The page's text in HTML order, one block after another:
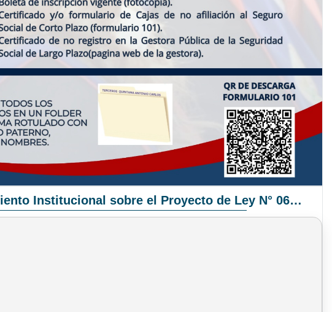
Pronunciamiento Institucional sobre el Proyecto de Ley N° 068/2025-2026 C.S.